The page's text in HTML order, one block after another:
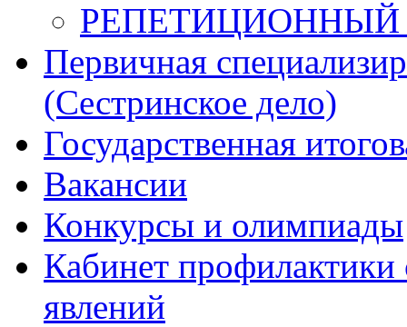
Первичная
(Сестринское дело)
Государственная
Вакансии
Конкурсы и олимпиады
Кабинет
явлений